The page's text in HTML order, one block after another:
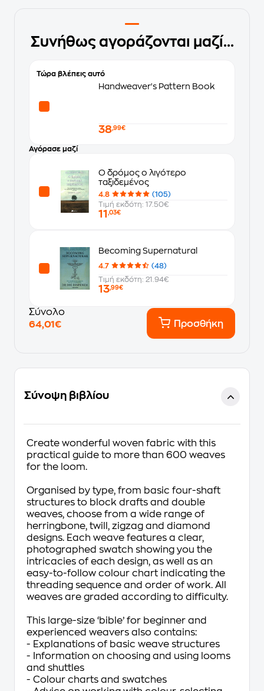
Συνήθως αγοράζονται μαζί...
Τώρα βλέπεις αυτό
Handweaver's Pattern Book
38,99€
Αγόρασε μαζί
Ο δρόμος ο λιγότερο
ταξιδεμένος
4.8
(105)
Τιμή εκδότη: 17.50€
11 ,03€
Becoming Supernatural
4.7
(48)
Τιμή εκδότη: 21.94€
13,99€
Σύνολο
64,01€
Προσθήκη
Σύνοψη βιβλίου
Create wonderful woven fabric with this
practical guide to more than 600 weaves
for the loom.
Organised by type, from basic four-shaft
structures to block drafts and double
weaves, choose from a wide range of
herringbone, twill, zigzag and diamond
designs. Each weave features a clear,
photographed swatch showing you the
intricacies of each design, as well as an
easy-to-follow colour chart indicating the
threading sequence and order of work. All
weaves are graded according to difficulty.
This large-size ‘bible’ for beginner and
experienced weavers also contains:
- Explanations of basic weave structures
- Information on choosing and using looms
and shuttles
- Colour charts and swatches